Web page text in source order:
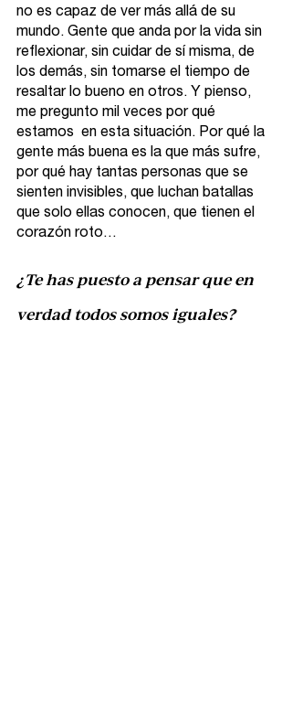
no es capaz de ver más allá de su
mundo. Gente que anda por la vida sin
reflexionar, sin cuidar de sí misma, de
los demás, sin tomarse el tiempo de
resaltar lo bueno en otros. Y pienso,
me pregunto mil veces por qué
estamos  en esta situación. Por qué la
gente más buena es la que más sufre,
por qué hay tantas personas que se
sienten invisibles, que luchan batallas
que solo ellas conocen, que tienen el
corazón roto…
¿Te has puesto a pensar que en
verdad todos somos iguales?